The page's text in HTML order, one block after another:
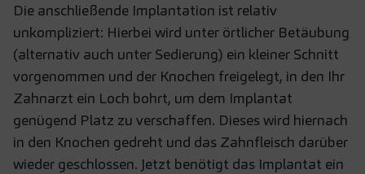
Die anschließende Implantation ist relativ
unkompliziert: Hierbei wird unter örtlicher Betäubung
(alternativ auch unter Sedierung) ein kleiner Schnitt
vorgenommen und der Knochen freigelegt, in den Ihr
Zahnarzt ein Loch bohrt, um dem Implantat
genügend Platz zu verschaffen. Dieses wird hiernach
in den Knochen gedreht und das Zahnfleisch darüber
wieder geschlossen. Jetzt benötigt das Implantat ein